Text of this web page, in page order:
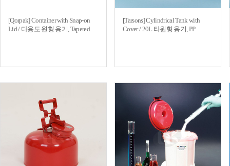
[Qorpak] Container with Snap-on
Lid / 다용도 원형 용기, Tapered
[Tarsons] Cylindrical Tank with
Cover / 20L 타원형 용기, PP